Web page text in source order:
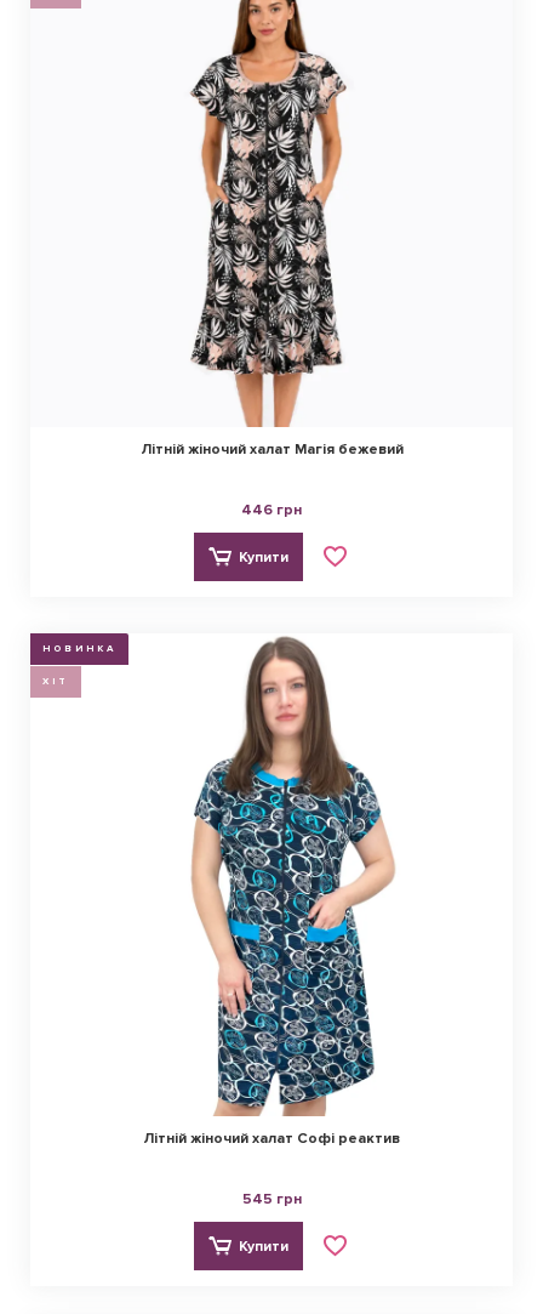
Літній жіночий халат Магія бежевий
446 грн
Купити
НОВИНКА
ХІТ
Літній жіночий халат Софі реактив
545 грн
Купити